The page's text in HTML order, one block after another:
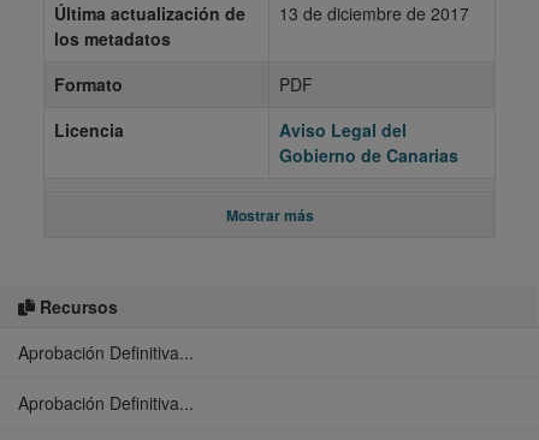
Recursos
Aprobación Definitiva...
Aprobación Definitiva...
Última actualización de
los metadatos
13 de diciembre de 2017
Formato
PDF
Licencia
Aviso Legal del
Gobierno de Canarias
Mostrar más